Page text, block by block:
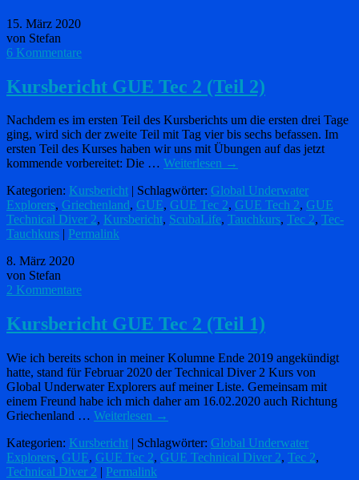
15. März 2020
von Stefan
6 Kommentare
Kursbericht GUE Tec 2 (Teil 2)
Nachdem es im ersten Teil des Kursberichts um die ersten drei Tage
ging, wird sich der zweite Teil mit Tag vier bis sechs befassen. Im
ersten Teil des Kurses haben wir uns mit Übungen auf das jetzt
kommende vorbereitet: Die … Weiterlesen →
Kategorien: Kursbericht | Schlagwörter: Global Underwater
Explorers, Griechenland, GUE, GUE Tec 2, GUE Tech 2, GUE
Technical Diver 2, Kursbericht, ScubaLife, Tauchkurs, Tec 2, Tec-
Tauchkurs
Permalink
8. März 2020
von Stefan
2 Kommentare
Kursbericht GUE Tec 2 (Teil 1)
Wie ich bereits schon in meiner Kolumne Ende 2019 angekündigt
hatte, stand für Februar 2020 der Technical Diver 2 Kurs von
Global Underwater Explorers auf meiner Liste. Gemeinsam mit
einem Freund habe ich mich daher am 16.02.2020 auch Richtung
Griechenland … Weiterlesen →
Kategorien: Kursbericht | Schlagwörter: Global Underwater
Explorers, GUE, GUE Tec 2, GUE Technical Diver 2, Tec 2,
Technical Diver 2 | Permalink